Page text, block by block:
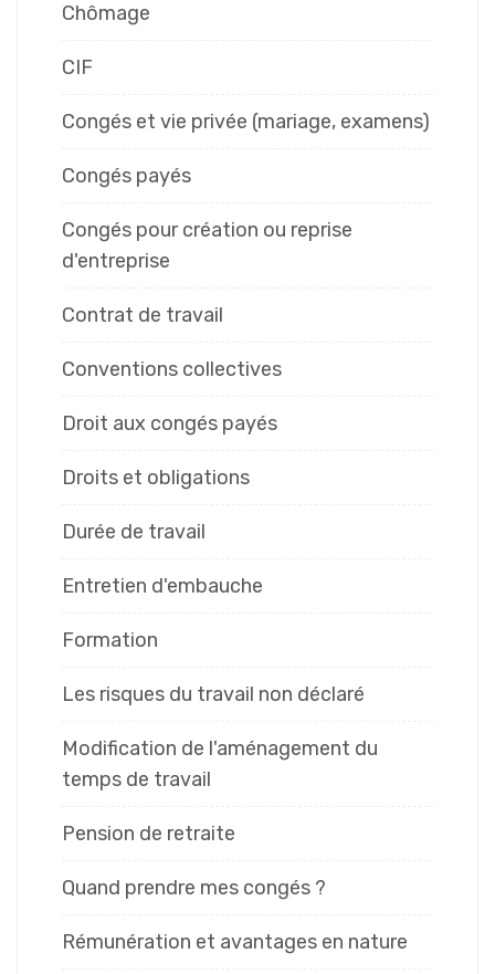
Chômage
CIF
Congés et vie privée (mariage, examens)
Congés payés
Congés pour création ou reprise
d'entreprise
Contrat de travail
Conventions collectives
Droit aux congés payés
Droits et obligations
Durée de travail
Entretien d'embauche
Formation
Les risques du travail non déclaré
Modification de l'aménagement du
temps de travail
Pension de retraite
Quand prendre mes congés ?
Rémunération et avantages en nature